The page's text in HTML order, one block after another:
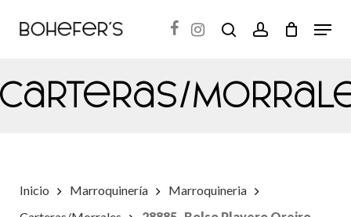
content
search accountMenu
Inicio Marroquinería
Marroquineria
Carteras/